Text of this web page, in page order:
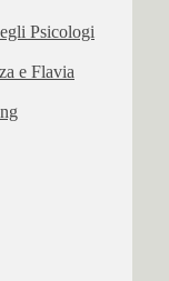
Psicologi
e Flavia